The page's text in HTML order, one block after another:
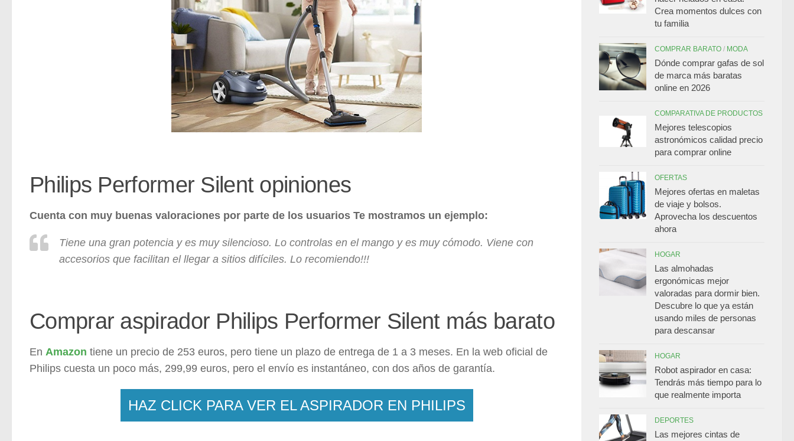
Philips Performer Silent opiniones
Cuenta con muy buenas valoraciones por parte de los usuarios Te mostramos un ejemplo:
Tiene una gran potencia y es muy silencioso. Lo controlas en el mango y es muy cómodo. Viene con
accesorios que facilitan el llegar a sitios difíciles. Lo recomiendo!!!
Comprar aspirador Philips Performer Silent más barato
En Amazon tiene un precio de 253 euros, pero tiene un plazo de entrega de 1 a 3 meses. En la web oficial de
Philips cuesta un poco más, 299,99 euros, pero el envío es instantáneo, con dos años de garantía.
HAZ CLICK PARA VER EL ASPIRADOR EN PHILIPS
Crea momentos dulces con
tu familia
COMPRAR BARATO / MODA
Dónde comprar gafas de sol
de marca más baratas
online en 2026
COMPARATIVA DE PRODUCTOS
Mejores telescopios
astronómicos calidad precio
para comprar online
OFERTAS
Mejores ofertas en maletas
de viaje y bolsos.
Aprovecha los descuentos
ahora
HOGAR
Las almohadas
ergonómicas mejor
valoradas para dormir bien.
Descubre lo que ya están
usando miles de personas
para descansar
HOGAR
Robot aspirador en casa:
Tendrás más tiempo para lo
que realmente importa
DEPORTES
Las mejores cintas de